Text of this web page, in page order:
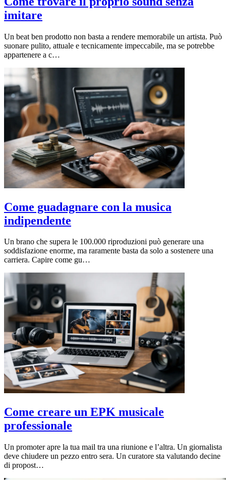
imitare
Un beat ben prodotto non basta a rendere memorabile un artista. Può
suonare pulito, attuale e tecnicamente impeccabile, ma se potrebbe
appartenere a c…
Come guadagnare con la musica
indipendente
Un brano che supera le 100.000 riproduzioni può generare una
soddisfazione enorme, ma raramente basta da solo a sostenere una
carriera. Capire come gu…
Come creare un EPK musicale
professionale
Un promoter apre la tua mail tra una riunione e l’altra. Un giornalista
deve chiudere un pezzo entro sera. Un curatore sta valutando decine
di propost…